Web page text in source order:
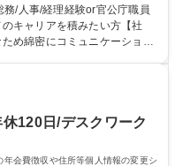
詳細 【業務詳細】■
営に係る管理業務 ■収益部
口広場の「イベントコーナ
入社後は上記いずれかの部門
【都庁グル
満／有給年平均16日取得
/人事/経理経験or官公庁職員
キャリアを積みたい方【社
め綿密にコミュニケーション
様々なプロジェクト：駐車場
明を兼ねた広告「ブライトサ
み出す活動を積極的に行って
120日/デスクワーク
会費徴収や住所等個人情報の変更シ